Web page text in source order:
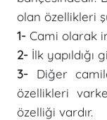
olan özellikleri
1- Cami olarak
2- İlk yapıldığı
3- Diğer
özellikleri
özelliği vardır.